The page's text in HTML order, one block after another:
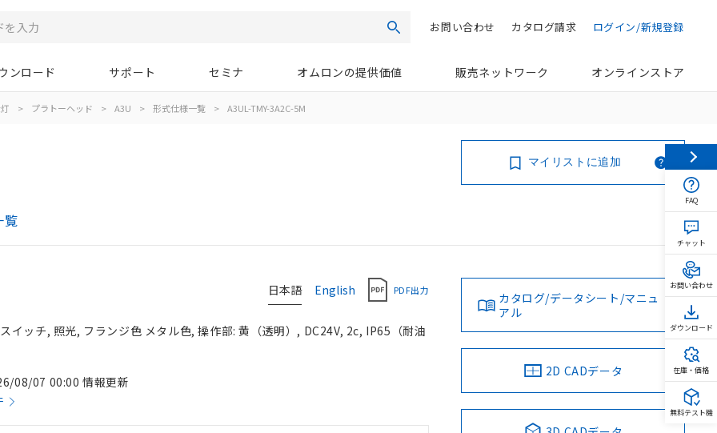
検索 ログイン/新規登録
カタログ請求
お問い合わせ
ンロード サポート セミナ オムロンの提供価値 販売ネットワーク オンラインストア
> プラトーヘッド > A3U > 形式仕様一覧 > A3UL-TMY-3A2C-5M
覧
マイリストに追加
日本語 English PDF出力
イッチ, 照光, フランジ色 メタル色, 操作部: 黄（透明）, DC24V, 2c, IP65（耐油
08/07 00:00 情報更新
カタログ/データシート/マニュ
アル
2D CADデータ
FAQ
チャット
お問い合わせ
ダウンロード
在庫・価格
無料テスト機